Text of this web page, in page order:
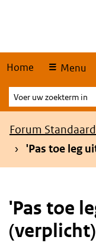
Home Menu
Voer
uw
zoekterm
Kruimelpad
Forum
'Pas toe leg
'Pas toe
(verplicht)